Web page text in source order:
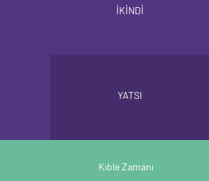
İKİNDİ
YATSI
Kıble Zamanı